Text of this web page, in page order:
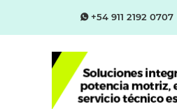
+54 911 2192 0707